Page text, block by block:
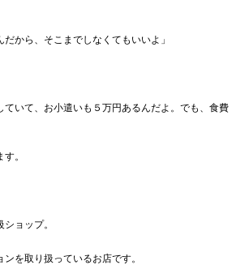
だから、そこまでしなくてもいいよ」
ていて、お小遣いも５万円あるんだよ。でも、食費
。
ョップ。
を取り扱っているお店です。